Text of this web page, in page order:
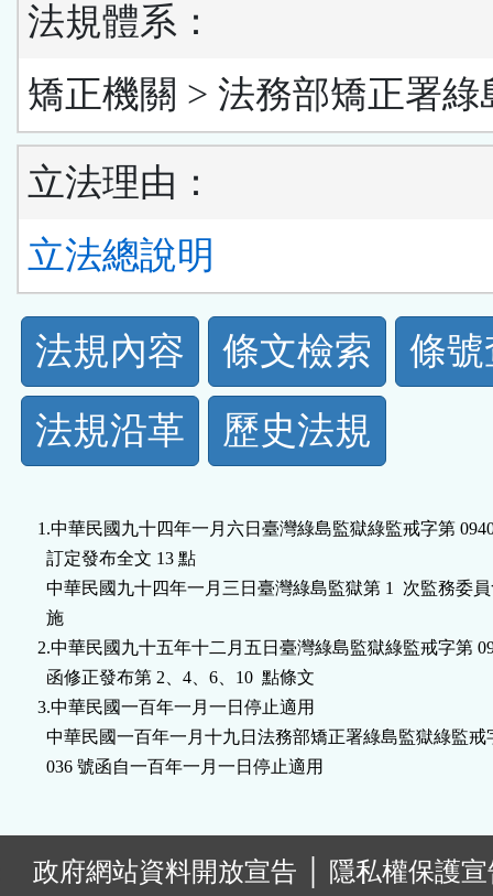
法規體系：
矯正機關 > 法務部矯正署綠
立法理由：
立法總說明
法
規
功
按
鈕
區
法規內容 條文檢索
條
法規沿革
歷史法規
1.中華民國九十四年一月六日臺灣綠島監獄綠監戒字第
  訂定發布全文 13 點
中華民國九十四年一月三日臺灣綠島監獄第 1  次監務委
  施
2.中華民國九十五年十二月五日臺灣綠島監獄綠監戒字第
  函修正發布第 2、4、6、10  點條文
3.中華民國一百年一月一日停止適用
中華民國一百年一月十九日法務部矯正署綠島監獄綠監戒
  036 號函自一百年一月一日停止適用
政府網站資料開放宣告
隱私權保護